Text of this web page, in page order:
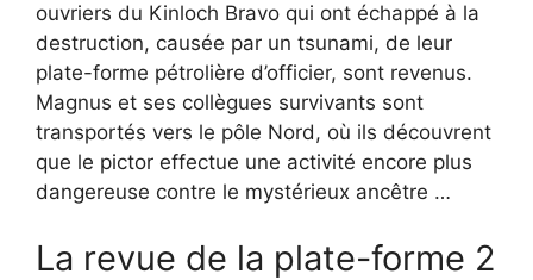
ouvriers du Kinloch Bravo qui ont échappé à la
destruction, causée par un tsunami, de leur
plate-forme pétrolière d’officier, sont revenus.
Magnus et ses collègues survivants sont
transportés vers le pôle Nord, où ils découvrent
que le pictor effectue une activité encore plus
dangereuse contre le mystérieux ancêtre …
La revue de la plate-forme 2